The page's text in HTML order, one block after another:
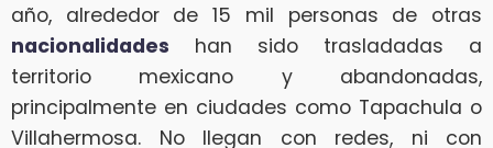
año, alrededor de 15 mil personas de otras
nacionalidades han sido trasladadas a
territorio mexicano y abandonadas,
principalmente en ciudades como Tapachula o
Villahermosa. No llegan con redes, ni con